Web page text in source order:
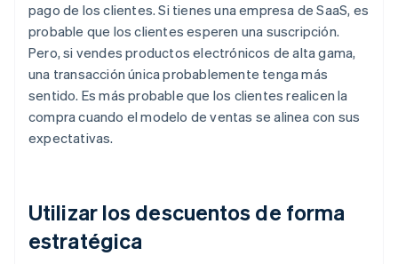
pago de los clientes. Si tienes una empresa de SaaS, es
probable que los clientes esperen una suscripción.
Pero, si vendes productos electrónicos de alta gama,
una transacción única probablemente tenga más
sentido. Es más probable que los clientes realicen la
compra cuando el modelo de ventas se alinea con sus
expectativas.
Utilizar los descuentos de forma
estratégica